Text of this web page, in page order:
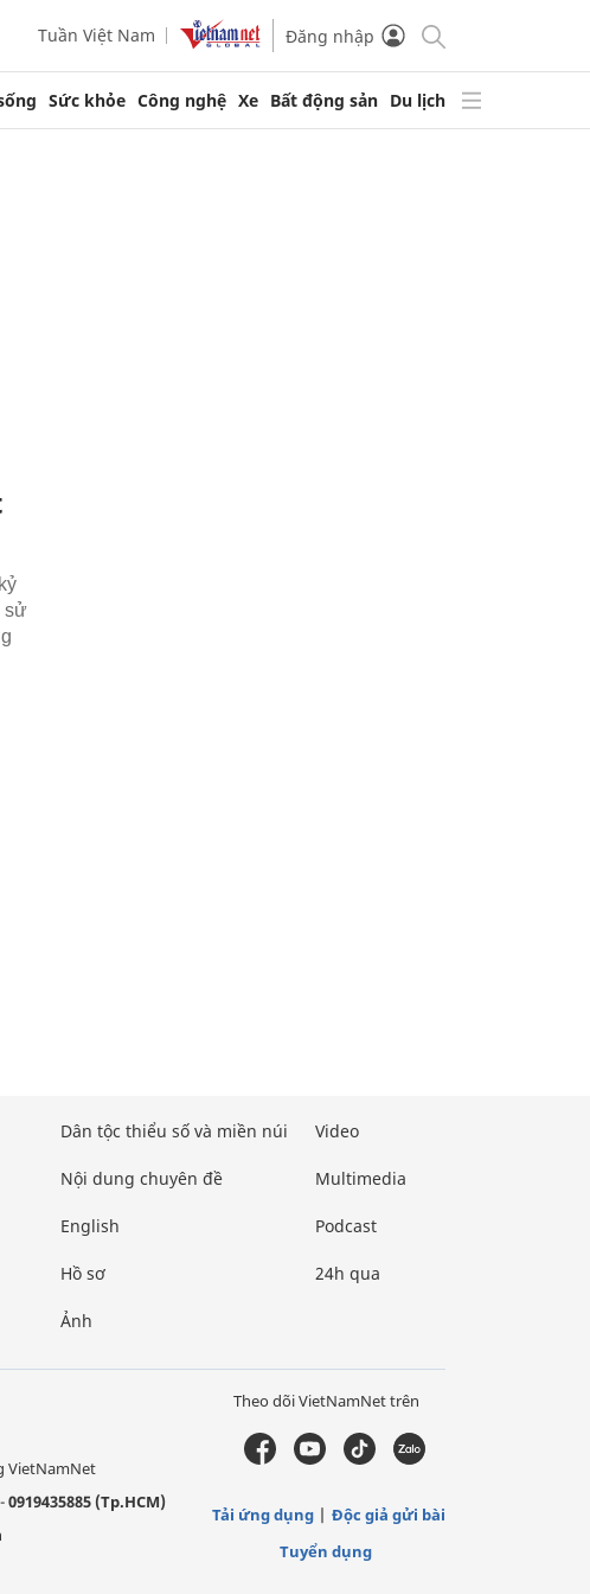
Tuần Việt Nam Đăng nhập
Sức khỏe Công nghệ Xe Bất động sản Du lịch
sử
Dân tộc thiểu số và miền núi
Nội dung chuyên đề
English
Hồ sơ
Ảnh
Video
Multimedia
Podcast
24h qua
VietNamNet
-0919435885 (Tp.HCM)
Theo dõi VietNamNet trên
Tải ứng dụng
Độc giả gửi bài
Tuyển dụng